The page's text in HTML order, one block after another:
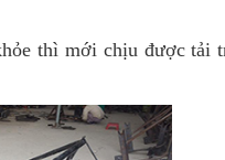
thì mới chịu được tải